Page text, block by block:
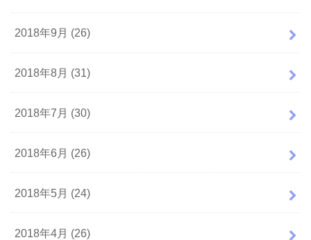
2018年9月 (26)
2018年8月 (31)
2018年7月 (30)
2018年6月 (26)
2018年5月 (24)
2018年4月 (26)